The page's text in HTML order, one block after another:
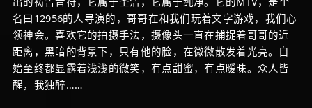
名曰12956的人导演的，哥哥在和我们玩着文字游戏，我们心
领神会。喜欢它的拍摄手法，摄像头一直在捕捉着哥哥的近
距离，黑暗的背景下，只有他的脸，在微微散发着光亮。自
始至终都显露着浅浅的微笑，有点甜蜜，有点暧昧。众人皆
醒，我独醉……